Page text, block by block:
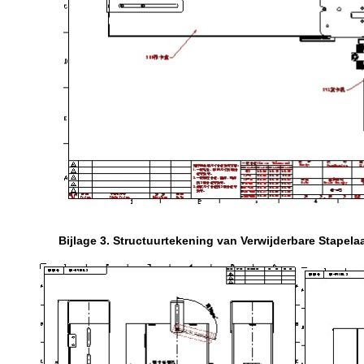
Bijlage 3. Structuurtekening van Verwijderbare